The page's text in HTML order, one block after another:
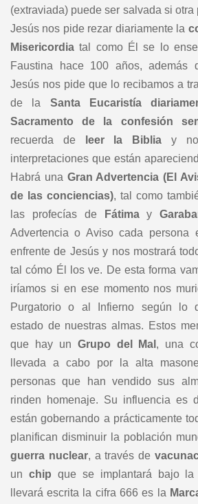
(extraviada) puede ser salvada si otra
Jesús nos pide rezar diariamente la
Misericordiatal como Él se lo
Faustina hace 100 años,
Jesús nos pide que lo recibamos a
de la Santa Eucaristía
Sacramento de la confesión
recuerda de
leer la Biblia y no
interpretaciones que están
Habrá una Gran Advertencia (El
de las conciencias), tal como
las profecías de
Fátimay
Advertencia o Aviso cada persona
enfrente de Jesús y nos mostrará
tal cómo Él los ve. De esta forma
iríamos si en ese momento nos
Purgatorio o al Infierno según lo
estado de nuestras almas. Estos
que hay un Grupo del Mal , una
llevada a cabo por la alta
personas que han vendido sus
rinden homenaje. Su influencia es
están gobernando a prácticamente
planifican disminuir la población
guerra nuclear, a través de
un chip que se implantará bajo
llevará escrita la cifra 666 es la